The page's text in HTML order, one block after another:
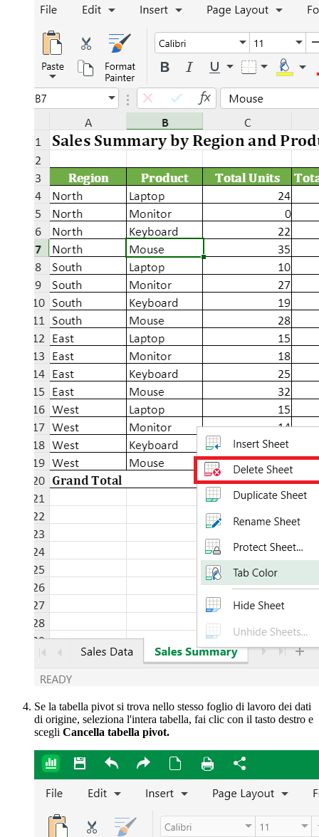
Se la tabella pivot si trova nello stesso foglio di lavoro dei dati
di origine, seleziona l'intera tabella, fai clic con il tasto destro e
scegli Cancella tabella pivot.